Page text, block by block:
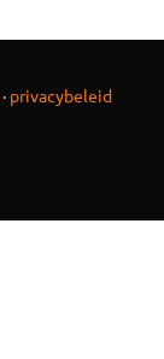
· privacybeleid